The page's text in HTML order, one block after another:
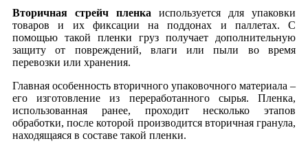
Вторичная стрейч пленка используется для упаковки
товаров и их фиксации на поддонах и паллетах. С
помощью такой пленки груз получает дополнительную
защиту от повреждений, влаги или пыли во время
перевозки или хранения.
Главная особенность вторичного упаковочного материала –
его изготовление из переработанного сырья. Пленка,
использованная ранее, проходит несколько этапов
обработки, после которой производится вторичная гранула,
находящаяся в составе такой пленки.